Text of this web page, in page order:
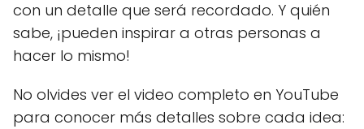
con un detalle que será recordado. Y quién
sabe, ¡pueden inspirar a otras personas a
hacer lo mismo!
No olvides ver el video completo en YouTube
para conocer más detalles sobre cada idea: